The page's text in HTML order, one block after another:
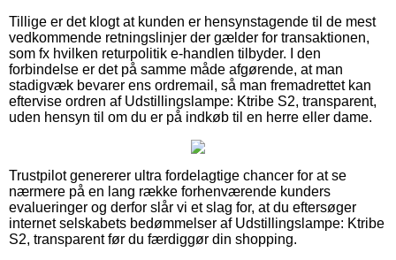
Tillige er det klogt at kunden er hensynstagende til de mest
vedkommende retningslinjer der gælder for transaktionen,
som fx hvilken returpolitik e-handlen tilbyder. I den
forbindelse er det på samme måde afgørende, at man
stadigvæk bevarer ens ordremail, så man fremadrettet kan
eftervise ordren af Udstillingslampe: Ktribe S2, transparent,
uden hensyn til om du er på indkøb til en herre eller dame.
Trustpilot genererer ultra fordelagtige chancer for at se
nærmere på en lang række forhenværende kunders
evalueringer og derfor slår vi et slag for, at du eftersøger
internet selskabets bedømmelser af Udstillingslampe: Ktribe
S2, transparent før du færdiggør din shopping.